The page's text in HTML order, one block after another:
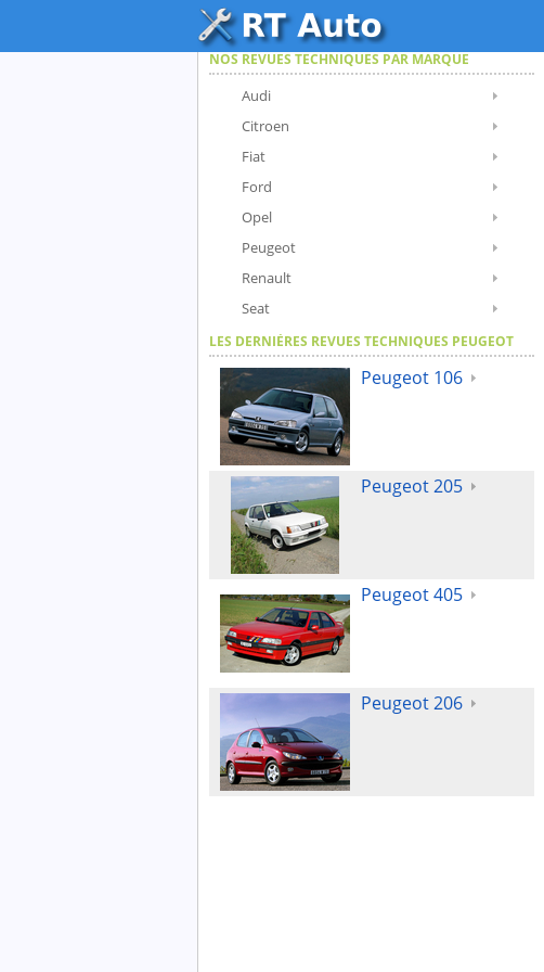
NOS REVUES TECHNIQUES PAR MARQUE
Audi
Citroen
Fiat
Ford
Opel
Peugeot
Renault
Seat
LES DERNIÈRES REVUES TECHNIQUES PEUGEOT
Peugeot 106
Peugeot 205
Peugeot 405
Peugeot 206